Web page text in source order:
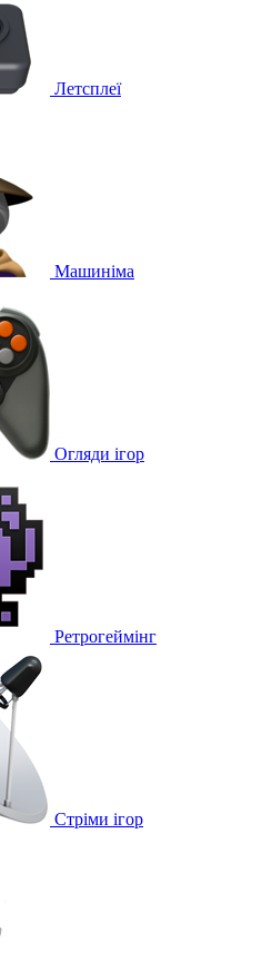
Летсплеї
Машиніма
Огляди ігор
Ретрогеймінг
Стріми ігор